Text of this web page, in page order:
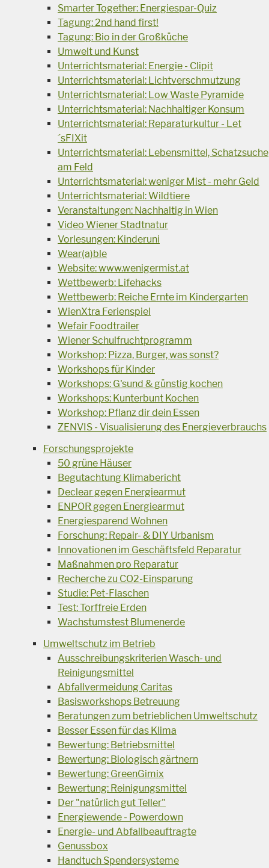
Smarter Together: Energiespar-Quiz
Tagung: 2nd hand first!
Tagung: Bio in der Großküche
Umwelt und Kunst
Unterrichtsmaterial: Energie - Clipit
Unterrichtsmaterial: Lichtverschmutzung
Unterrichtsmaterial: Low Waste Pyramide
Unterrichtsmaterial: Nachhaltiger Konsum
Unterrichtsmaterial: Reparaturkultur - Let
´sFIXit
Unterrichtsmaterial: Lebensmittel, Schatzsuche
am Feld
Unterrichtsmaterial: weniger Mist - mehr Geld
Unterrichtsmaterial: Wildtiere
Veranstaltungen: Nachhaltig in Wien
Video Wiener Stadtnatur
Vorlesungen: Kinderuni
Wear(a)ble
Website: www.wenigermist.at
Wettbewerb: Lifehacks
Wettbewerb: Reiche Ernte im Kindergarten
WienXtra Ferienspiel
Wefair Foodtrailer
Wiener Schulfruchtprogramm
Workshop: Pizza, Burger, was sonst?
Workshops für Kinder
Workshops: G'sund & günstig kochen
Workshops: Kunterbunt Kochen
Workshop: Pflanz dir dein Essen
ZENVIS - Visualisierung des Energieverbrauchs
Forschungsprojekte
50 grüne Häuser
Begutachtung Klimabericht
Declear gegen Energiearmut
ENPOR gegen Energiearmut
Energiesparend Wohnen
Forschung: Repair- & DIY Urbanism
Innovationen im Geschäftsfeld Reparatur
Maßnahmen pro Reparatur
Recherche zu CO2-Einsparung
Studie: Pet-Flaschen
Test: Torffreie Erden
Wachstumstest Blumenerde
Umweltschutz im Betrieb
Ausschreibungskriterien Wasch- und
Reinigungsmittel
Abfallvermeidung Caritas
Basisworkshops Betreuung
Beratungen zum betrieblichen Umweltschutz
Besser Essen für das Klima
Bewertung: Betriebsmittel
Bewertung: Biologisch gärtnern
Bewertung: GreenGimix
Bewertung: Reinigungsmittel
Der "natürlich gut Teller"
Energiewende - Powerdown
Energie- und Abfallbeauftragte
Genussbox
Handtuch Spendersysteme